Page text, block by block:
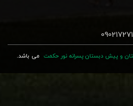
و پیش دبستان پسرانه نور حکمت می باشد.